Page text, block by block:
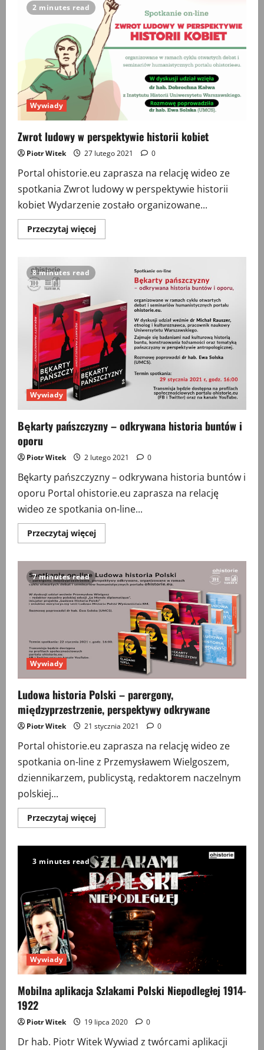
Olga
Tokarczuk
jako
kultura
poznająca
historię
2 minutes read
Wywiady
Zwrot ludowy w perspektywie historii kobiet
Piotr Witek 27 lutego 2021 0
Portal ohistorie.eu zaprasza na relację wideo ze
spotkania Zwrot ludowy w perspektywie historii
kobiet Wydarzenie zostało organizowane...
Przeczytaj więcejPrzeczytaj
więcej
perspektywie
8 minutes read
Wywiady
Bękarty pańszczyzny – odkrywana historia buntów i
oporu
Piotr Witek 2 lutego 2021 0
Bękarty pańszczyzny – odkrywana historia buntów i
oporu Portal ohistorie.eu zaprasza na relację
wideo ze spotkania on-line...
Przeczytaj więcejPrzeczytaj
więcej
–
odkrywana
historia
buntów
i
oporu
7 minutes read
Wywiady
Ludowa historia Polski – parergony,
międzyprzestrzenie, perspektywy odkrywane
Piotr Witek 21 stycznia 2021 0
Portal ohistorie.eu zaprasza na relację wideo ze
spotkania on-line z Przemysławem Wielgoszem,
dziennikarzem, publicystą, redaktorem naczelnym
polskiej...
Przeczytaj więcejPrzeczytaj
więcej
Polski
–
parergony,
międzyprzestrzenie,
perspektywy
odkrywane
3 minutes read
Wywiady
Mobilna aplikacja Szlakami Polski Niepodległej 1914-
1922
Piotr Witek 19 lipca 2020 0
Dr hab. Piotr Witek Wywiad z twórcami aplikacji